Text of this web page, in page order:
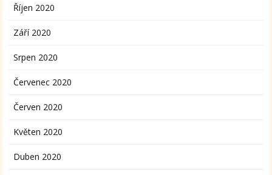
Říjen 2020
Září 2020
Srpen 2020
Červenec 2020
Červen 2020
Květen 2020
Duben 2020